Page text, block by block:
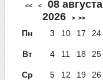
<< <
08 августа
2026
> >>
Пн 3 10 17 24
Вт 4 11 18 25
Ср 5 12 19 26